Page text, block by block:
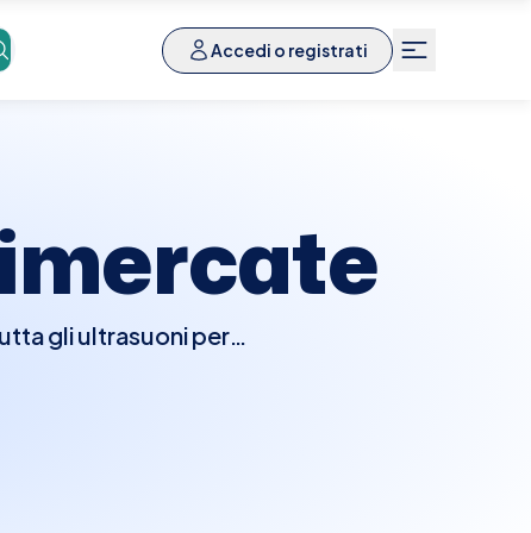
Accedi o registrati
gli ultrasuoni per